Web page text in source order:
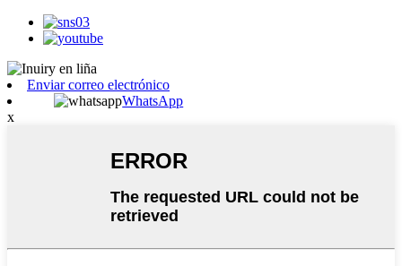
Enviar correo electrónico
WhatsApp
x